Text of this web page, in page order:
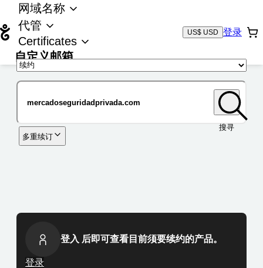
网域名称
代管
Certificates
自定义邮箱
US$ USD 登录
搜寻
多重续订
登入 后即可查看目前须要续约的产品。
登录